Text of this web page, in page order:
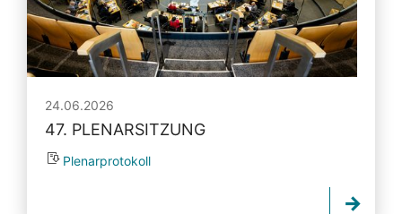
24.06.2026
47. PLENARSITZUNG
Plenarprotokoll